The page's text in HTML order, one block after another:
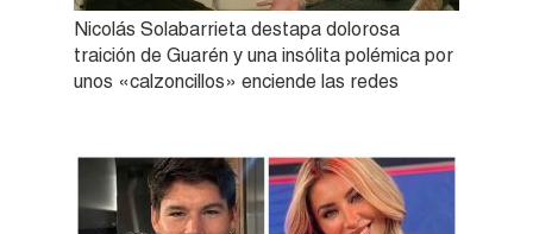
Nicolás Solabarrieta destapa dolorosa
traición de Guarén y una insólita polémica por
unos «calzoncillos» enciende las redes